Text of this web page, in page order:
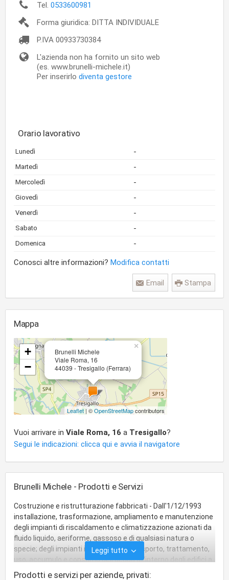
Tel. 0533600981
Forma giuridica: DITTA INDIVIDUALE
P.IVA 00933730384
L'azienda non ha fornito un sito web
(es. www.brunelli-michele.it)
Per inserirlo diventa gestore
Orario lavorativo
Lunedì -
Martedì -
Mercoledì -
Giovedì -
Venerdì -
Sabato -
Domenica -
Conosci altre informazioni? Modifica contatti
Stampa
Email
Mappa
Brunelli Michele
Viale Roma, 16
44039 - Tresigallo (Ferrara)
×
+
−
Leaflet | ©OpenStreetMapcontributors
Vuoi arrivare in Viale Roma, 16 a Tresigallo?
Segui le indicazioni: clicca qui e avvia il navigatore
Brunelli Michele - Prodotti e Servizi
Costruzione e ristrutturazione fabbricati - Dall'1/12/1993
installazione, trasformazione, ampliamento e manutenzione
degli impianti di riscaldamento e climatizzazione azionati da
fluido liquido, aeriforme, gassoso e di qualsiasi natura o
specie; degli impianti idrosanitari, di trasporto, trattamento,
uso, accumulo e consumo dell'acqua all'interno degli edifici a
partire dal punto di consegna dell'acqua fornita dall'ente
Leggi tutto
Prodotti e servizi per aziende, privati: